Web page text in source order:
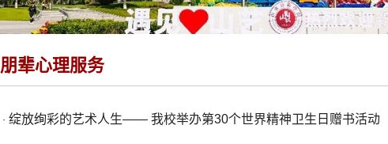
朋辈心理服务
· 绽放绚彩的艺术人生—— 我校举办第30个世界精神卫生日赠书活动